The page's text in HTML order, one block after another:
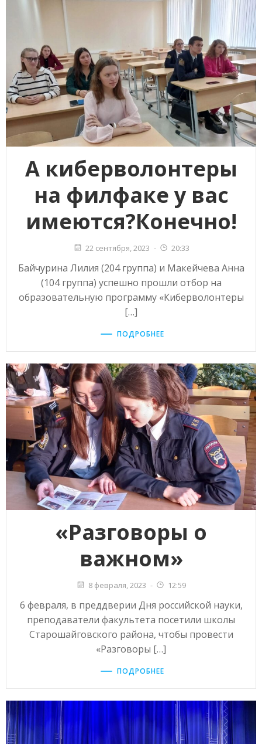
А киберволонтеры
на филфаке у вас
имеются?Конечно!
22 сентября, 2023 - 20:33
Байчурина Лилия (204 группа) и Макейчева Анна
(104 группа) успешно прошли отбор на
образовательную программу «Киберволонтеры
[…]
ПОДРОБНЕЕ
«Разговоры о
важном»
8 февраля, 2023 - 12:59
6 февраля, в преддверии Дня российской науки,
преподаватели факультета посетили школы
Старошайговского района, чтобы провести
«Разговоры […]
ПОДРОБНЕЕ